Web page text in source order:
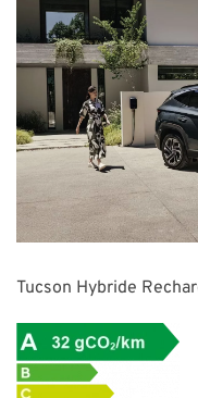
Tucson Hybride